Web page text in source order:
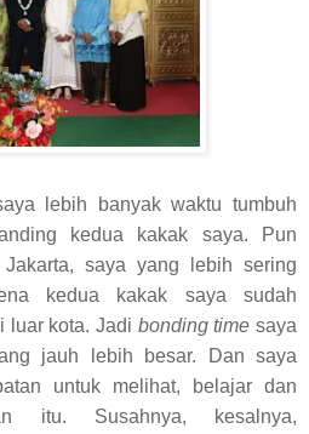
lebih banyak waktu tumbuh
kedua kakak saya. Pun
saya yang lebih sering
kedua kakak saya sudah
luar kota. Jadi bonding time saya
jauh lebih besar. Dan saya
untuk melihat, belajar dan
itu. Susahnya, kesalnya,